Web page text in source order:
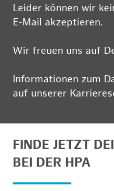
Leider können wir
E-Mail akzeptieren.
Wir freuen uns auf
Informationen zum
auf unserer
FINDE JETZT
BEI DER HPA